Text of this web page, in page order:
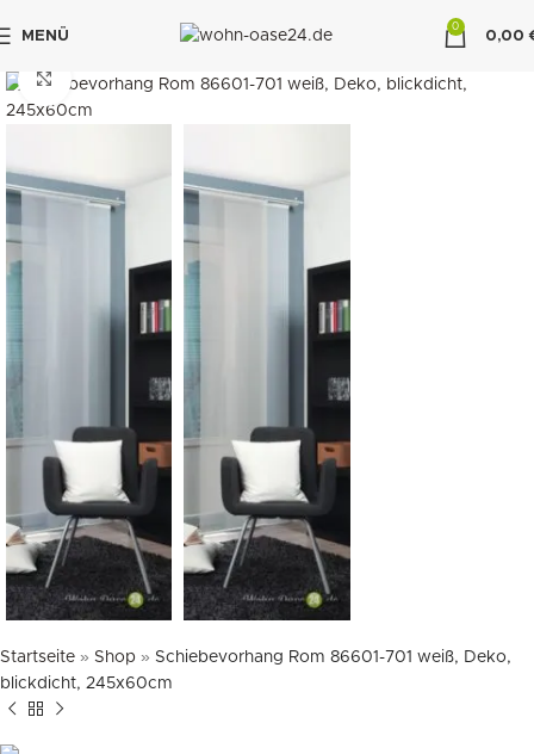
MENÜ
0
0,00
klicken um zu vergrößern
Startseite » Shop » Schiebevorhang Rom 86601-701 weiß, Deko,
blickdicht, 245x60cm